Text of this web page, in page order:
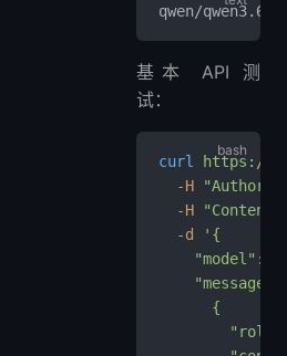
qwen/
基本 API 测
试：
curl
https://
  -H
  -H
  -d
'{
"model":
      {